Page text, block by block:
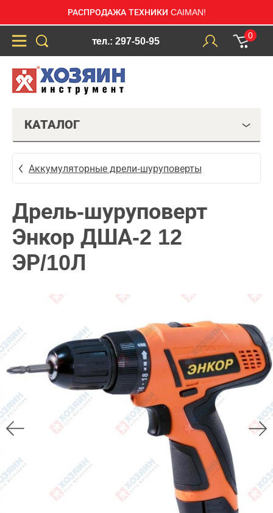
РАСПРОДАЖА ТЕХНИКИ CAIMAN!
тел.: 297-50-95
0
КАТАЛОГ
Аккумуляторные дрели-шуруповерты
Дрель-шуруповерт
Энкор ДША-2 12
ЭР/10Л